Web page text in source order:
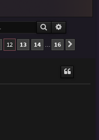
h
Rechercher
12 13 14 … 16